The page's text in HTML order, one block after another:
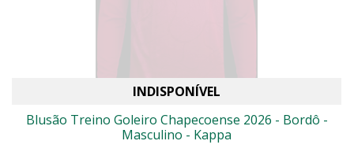
INDISPONÍVEL
Blusão Treino Goleiro Chapecoense 2026 - Bordô -
Masculino - Kappa